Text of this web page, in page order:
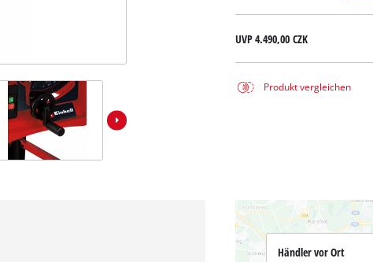
UVP4.490,00 CZK
Produkt vergleichen
Händler vor Ort